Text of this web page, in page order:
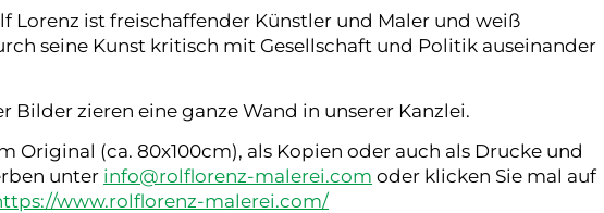
Lorenz ist freischaffender Künstler und Maler und weiß
seine Kunst kritisch mit Gesellschaft und Politik auseinander
Bilder zieren eine ganze Wand in unserer Kanzlei.
Original (ca. 80x100cm), als Kopien oder auch als Drucke und
unter info@rolflorenz-malerei.com oder klicken Sie mal auf
www.rolflorenz-malerei.com/